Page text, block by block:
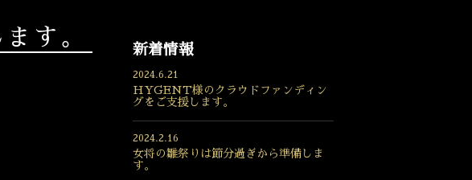
す。 新着情報
2024.6.21
HYGENT様のクラウドファンディン
グをご支援します。
2024.2.16
女将の雛祭りは節分過ぎから準備しま
す。